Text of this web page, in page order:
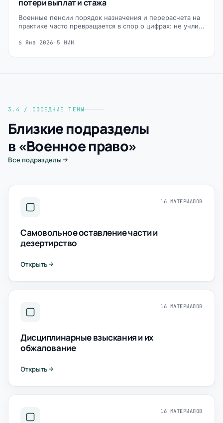
потери выплат и стажа
Военные пенсии порядок назначения и перерасчета на
практике часто превращается в спор о цифрах: не учли…
6 Янв 2026 · 5 МИН
3.4 / СОСЕДНИЕ ТЕМЫ
Близкие подразделы
в «Военное право»
Все подразделы
16 МАТЕРИАЛОВ
Самовольное оставление части и
дезертирство
Открыть
16 МАТЕРИАЛОВ
Дисциплинарные взыскания и их
обжалование
Открыть
16 МАТЕРИАЛОВ